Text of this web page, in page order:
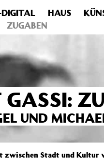
4.4.0 veraltet! Verwende
HAUS
ZUGABEN
UND
zwischen Stadt und Kultur